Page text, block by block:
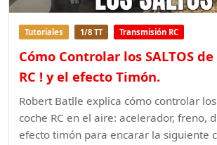
Tutoriales 1/8 TT Transmisión RC
Cómo Controlar los SALTOS
RC ! y el efecto Timón.
Robert Batlle explica cómo controlar
coche RC en el aire: acelerador, freno,
efecto timón para encarar la siguiente